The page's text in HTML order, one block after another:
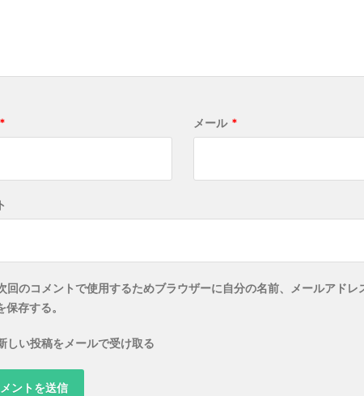
* メール *
回のコメントで使用するためブラウザーに自分の名前、メールアドレ
保存する。
しい投稿をメールで受け取る